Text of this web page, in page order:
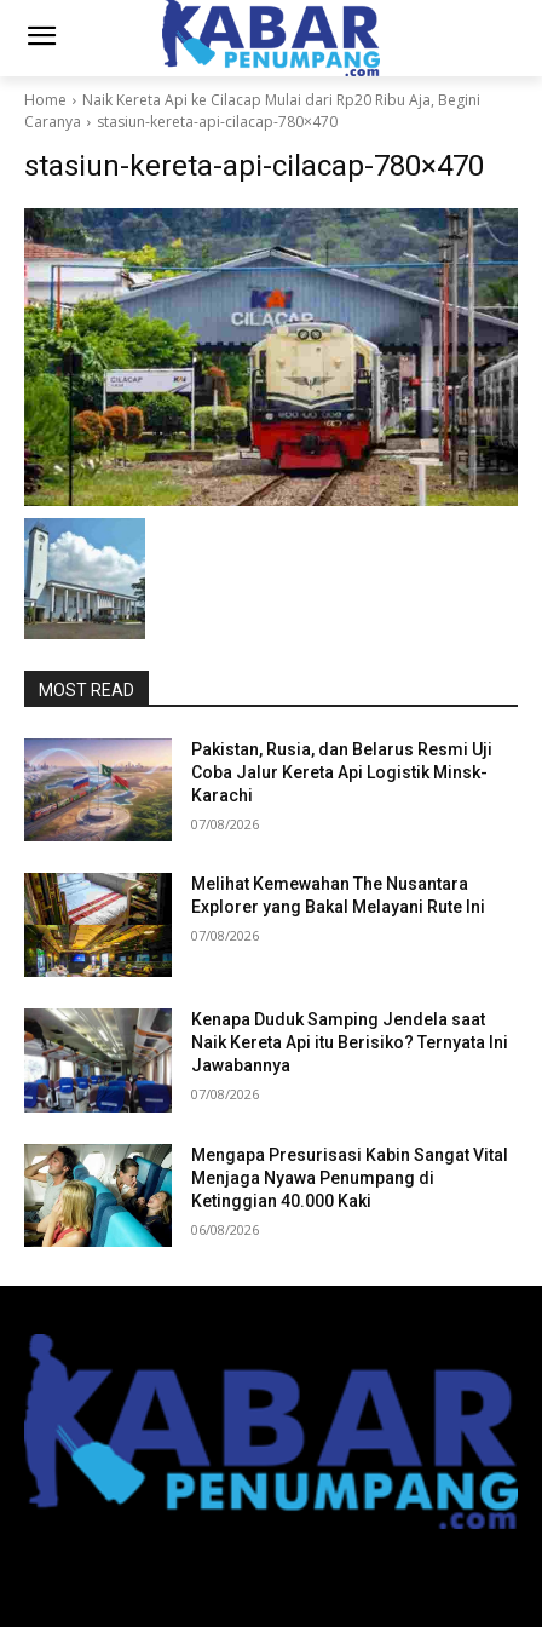
Home
Naik Kereta Api ke Cilacap Mulai dari Rp20 Ribu Aja, Begini
Caranya
stasiun-kereta-api-cilacap-780×470
stasiun-kereta-api-cilacap-780×470
MOST READ
Pakistan, Rusia, dan Belarus Resmi Uji
Coba Jalur Kereta Api Logistik Minsk-
Karachi
07/08/2026
Melihat Kemewahan The Nusantara
Explorer yang Bakal Melayani Rute Ini
07/08/2026
Kenapa Duduk Samping Jendela saat
Naik Kereta Api itu Berisiko? Ternyata Ini
Jawabannya
07/08/2026
Mengapa Presurisasi Kabin Sangat Vital
Menjaga Nyawa Penumpang di
Ketinggian 40.000 Kaki
06/08/2026